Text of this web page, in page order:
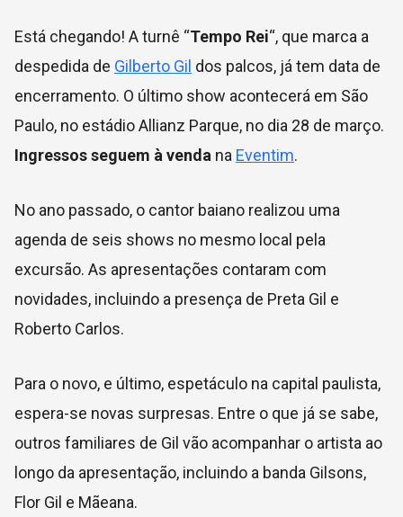
Está chegando! A turnê “Tempo Rei“, que marca a
despedida de Gilberto Gil dos palcos, já tem data de
encerramento. O último show acontecerá em São
Paulo, no estádio Allianz Parque, no dia 28 de março.
Ingressos seguem à venda na Eventim.
No ano passado, o cantor baiano realizou uma
agenda de seis shows no mesmo local pela
excursão. As apresentações contaram com
novidades, incluindo a presença de Preta Gil e
Roberto Carlos.
Para o novo, e último, espetáculo na capital paulista,
espera-se novas surpresas. Entre o que já se sabe,
outros familiares de Gil vão acompanhar o artista ao
longo da apresentação, incluindo a banda Gilsons,
Flor Gil e Mãeana.